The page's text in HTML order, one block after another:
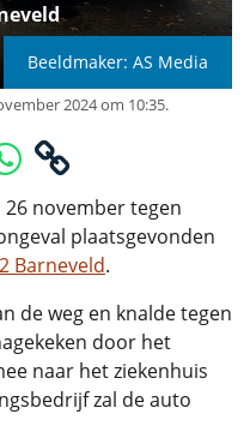
Beeldmaker: AS Media
2024 om 10:35.
26 november tegen
plaatsgevonden
Barneveld.
de weg en knalde tegen
door het
naar het ziekenhuis
zal de auto